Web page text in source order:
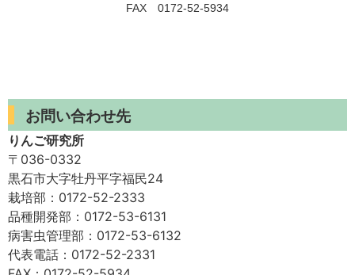
FAX 0172-52-5934
お問い合わせ先
りんご研究所
〒036-0332
黒石市大字牡丹平字福民24
栽培部：0172-52-2333
品種開発部：0172-53-6131
病害虫管理部：0172-53-6132
代表電話：0172-52-2331